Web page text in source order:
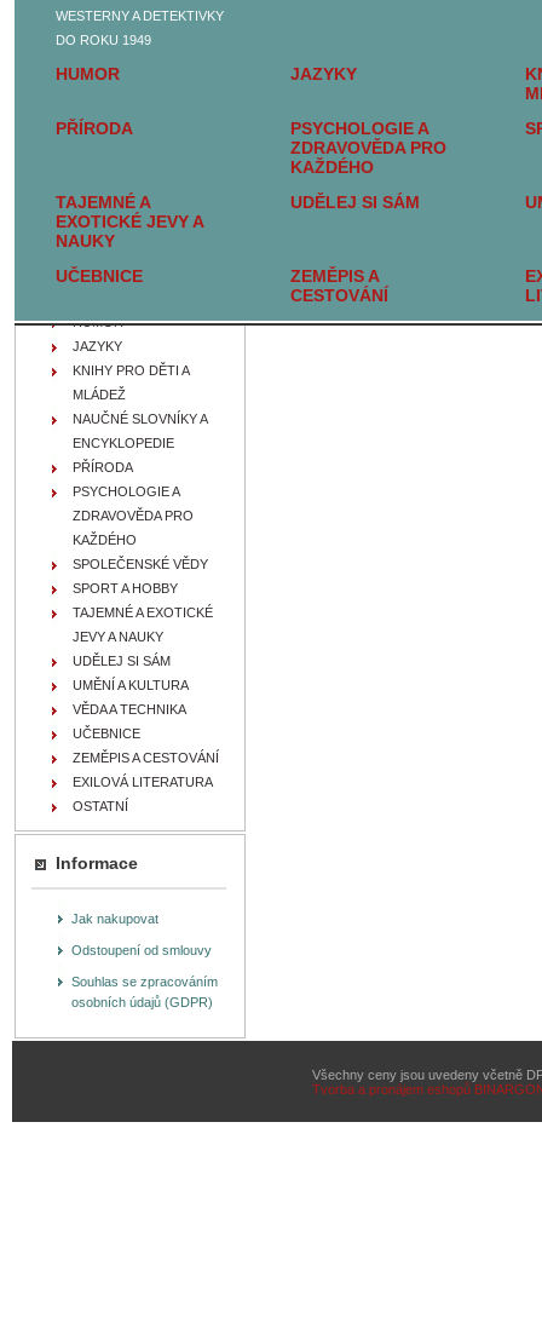
WESTERNY A DETEKTIVKY
DO ROKU 1949
HUMOR JAZYKY
PŘÍRODA
PSYCHOLOGIE A
ZDRAVOVĚDA PRO
KAŽDÉHO
TAJEMNÉ A
EXOTICKÉ JEVY A
NAUKY
UDĚLEJ SI SÁM
UČEBNICE
ZEMĚPIS A
CESTOVÁNÍ
KRIMI, ŠPIONÁŽ,
WESTERNY A
SEXUALITA, SEX A
EROTIKA
DĚJINY A SOUČASNOST
FILOZOFIE, IDEOLOGIE A
HUMOR
JAZYKY
KNIHY PRO DĚTI A
MLÁDEŽ
NAUČNÉ SLOVNÍKY A
ENCYKLOPEDIE
PŘÍRODA
PSYCHOLOGIE A
ZDRAVOVĚDA PRO
KAŽDÉHO
SPOLEČENSKÉ VĚDY
SPORT A HOBBY
TAJEMNÉ A EXOTICKÉ
JEVY A NAUKY
UDĚLEJ SI SÁM
UMĚNÍ A KULTURA
VĚDA A TECHNIKA
UČEBNICE
ZEMĚPIS A CESTOVÁNÍ
EXILOVÁ LITERATURA
OSTATNÍ
Informace
Jak nakupovat
Odstoupení od smlouvy
Souhlas se zpracováním
osobních údajů (GDPR)
Všechny ceny jsou uvedeny včetně
Tvorba a pronájem eshopů